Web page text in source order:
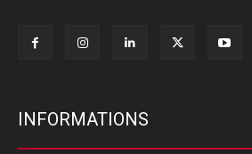
INFORMATIONS